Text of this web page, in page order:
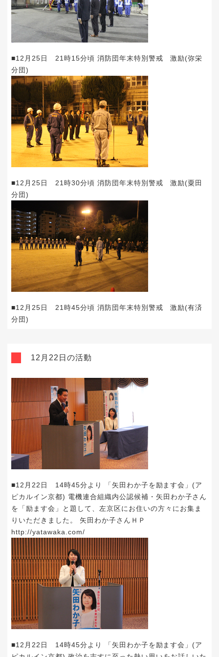
■12月25日 21時15分頃 消防団年末特別警戒 激励(弥栄
分団)
■12月25日 21時30分頃 消防団年末特別警戒 激励(粟田
分団)
■12月25日 21時45分頃 消防団年末特別警戒 激励(有済
分団)
12月22日の活動
■12月22日 14時45分より 「矢田わか子を励ます会」(ア
ピカルイン京都) 電機連合組織内公認候補・矢田わか子さん
を「励ます会」と題して、左京区にお住いの方々にお集ま
りいただきました。 矢田わか子さんＨＰ
http://yatawaka.com/
■12月22日 14時45分より 「矢田わか子を励ます会」(ア